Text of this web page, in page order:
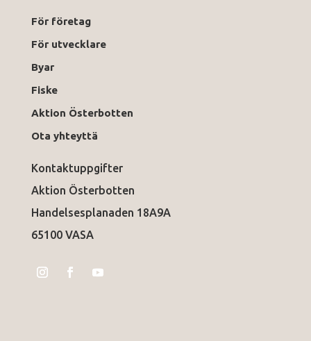
För företag
För utvecklare
Byar
Fiske
Aktion Österbotten
Ota yhteyttä
Kontaktuppgifter
Aktion Österbotten
Handelsesplanaden 18A9A
65100 VASA